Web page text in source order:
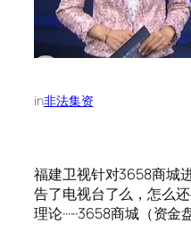
in非法集资
福建卫视针对3658商城进
告了电视台了么，怎么还
理论······3658商城（资